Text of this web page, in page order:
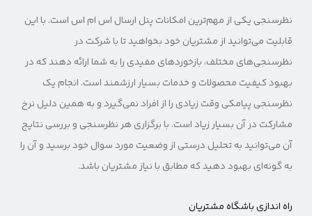
نظرسنجی یکی از مهم‌ترین امکانات پنل ارسال اس ام اس است. با این
قابلیت می‌توانید از مشتریان خود بخواهید تا با شرکت در
نظرسنجی‌های مختلف، بازخوردهای مفیدی را به شما ارائه دهند که در
بهبود کیفیت محصولات و خدمات بسیار ارزشمند است. انجام یک
نظرسنجی پیامکی وقت زیادی را از افراد نمی‌گیرد و به همین دلیل نرخ
مشارکت در آن بسیار زیاد است. با برگزاری هر نظرسنجی و بررسی نتایج
آن می‌توانید به تحلیل درستی از وضعیت مورد سوال خود برسید و آن را
به گونه‌ای بهبود دهید که مطابق با نیاز مشتریان باشد.
راه اندازی باشگاه مشتریان